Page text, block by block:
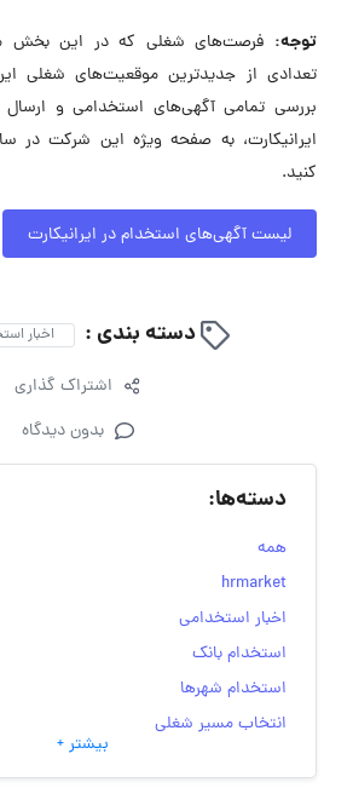
توجه: فرصت‌های شغلی که در این بخش
تعدادی از جدیدترین موقعیت‌های شغلی
بررسی تمامی آگهی‌های استخدامی و
ایرانیکارت، به صفحه ویژه این شرکت در
کنید.
لیست آگهی‌های استخدام در ایرانیکارت
دسته بندی : اخبار
اشتراک گذاری
بدون دیدگاه
دسته‌ها:
همه
hrmarket
اخبار استخدامی
استخدام بانک
استخدام شهرها
انتخاب مسیر شغلی
به‌روزرسانی‌های سایت (کارجویی)
بیشتر +